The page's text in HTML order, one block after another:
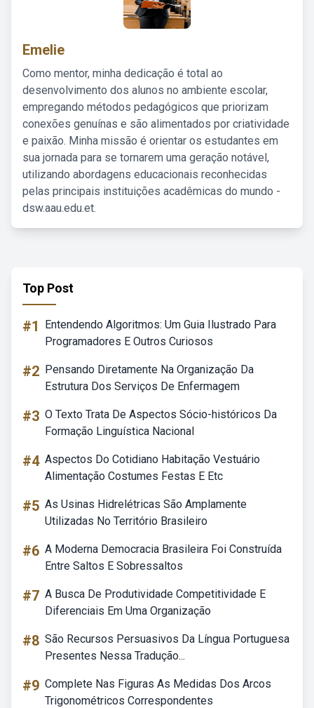
Emelie
Como mentor, minha dedicação é total ao
desenvolvimento dos alunos no ambiente escolar,
empregando métodos pedagógicos que priorizam
conexões genuínas e são alimentados por criatividade
e paixão. Minha missão é orientar os estudantes em
sua jornada para se tornarem uma geração notável,
utilizando abordagens educacionais reconhecidas
pelas principais instituições acadêmicas do mundo -
dsw.aau.edu.et.
Top Post
#1
Entendendo Algoritmos: Um Guia Ilustrado Para
Programadores E Outros Curiosos
#2 Pensando Diretamente Na Organização Da
Estrutura Dos Serviços De Enfermagem
#3 O Texto Trata De Aspectos Sócio-históricos Da
Formação Linguística Nacional
#4 Aspectos Do Cotidiano Habitação Vestuário
Alimentação Costumes Festas E Etc
#5 As Usinas Hidrelétricas São Amplamente
Utilizadas No Território Brasileiro
#6 A Moderna Democracia Brasileira Foi Construída
Entre Saltos E Sobressaltos
#7 A Busca De Produtividade Competitividade E
Diferenciais Em Uma Organização
#8 São Recursos Persuasivos Da Língua Portuguesa
Presentes Nessa Tradução...
#9 Complete Nas Figuras As Medidas Dos Arcos
Trigonométricos Correspondentes